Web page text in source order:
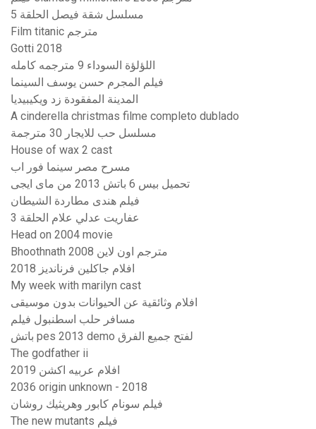
مسلسل شقة فيصل الحلقة 5
Film titanic مترجم
Gotti 2018
اللؤلؤة السوداء 9 مترجمه كامله
فيلم المجرم حسن يوسف السينما
المدينة المفقودة زد ويكيبيديا
A cinderella christmas filme completo dublado
مسلسل حب للايجار 30 مترجمة
House of wax 2 cast
مسرح مصر سينما فور اب
تحميل بيس 6 باتش 2013 من ماى ايجى
فيلم هندى مطاردة الشيطان
عفاريت عدلي علام الحلقة 3
Head on 2004 movie
Bhoothnath 2008 مترجم اون لاين
افلام جاكلين فرنانديز 2018
My week with marilyn cast
افلام وثائقية عن الحيوانات بدون موسيقى
مسافر حلب اسطنبول فيلم
باتش pes 2013 demo لفتح جميع الفرق
The godfather ii
افلام عربيه اكشن 2019
2036 origin unknown - 2018
فيلم سونام كابور وهريثيك روشان
The new mutants فيلم